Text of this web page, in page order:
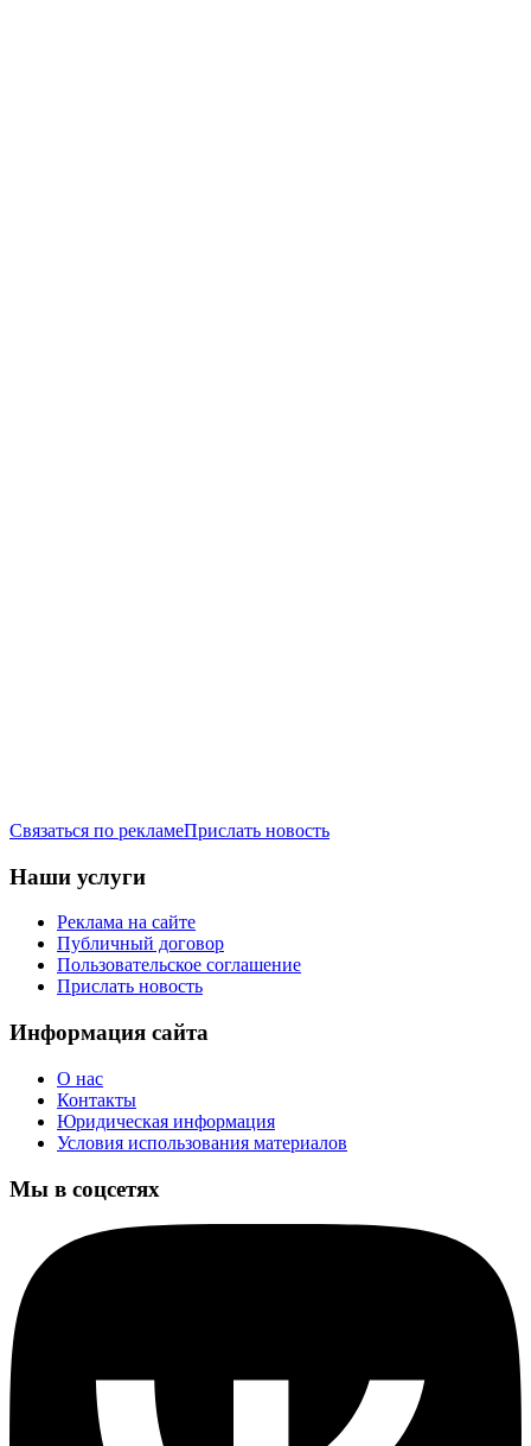
Связаться по рекламеПрислать новость
Наши услуги
Реклама на сайте
Публичный договор
Пользовательское соглашение
Прислать новость
Информация сайта
О нас
Контакты
Юридическая информация
Условия использования материалов
Мы в соцсетях